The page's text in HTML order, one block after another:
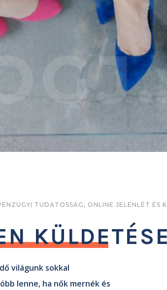
TUDATOSSÁG, ONLINE JELENLÉT ÉS
világunk sokkal
lenne, ha nők mernék és